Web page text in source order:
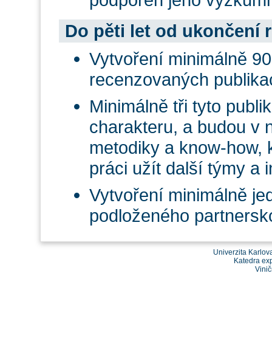
Do pěti let od ukončení
Vytvoření minimálně
recenzovaných
Minimálně tři tyto
charakteru, a budou v
metodiky a know-how,
práci užít další týmy a
Vytvoření minimálně
podloženého
Univerzita
Katedra